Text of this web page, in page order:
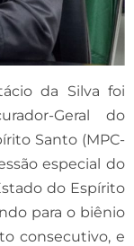
da Silva foi
Geral do
Santo (MPC-
especial do
do Espírito
para o biênio
consecutivo, e